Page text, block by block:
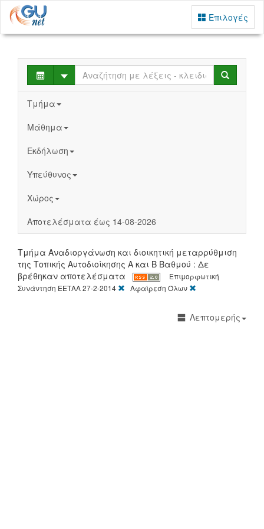
Επιλογές
Select Search
Τμήμα
Μάθημα
Εκδήλωση
Υπεύθυνος
Χώρος
Αποτελέσματα έως 14-08-2026
Τμήμα Αναδιοργάνωση και διοικητική μεταρρύθμιση
της Τοπικής Αυτοδιοίκησης Α και Β Βαθμού : Δε
βρέθηκαν αποτελέσματα
Επιμορφωτική
Συνάντηση ΕΕΤΑΑ 27-2-2014
[X]Αφαίρεση Όλων
Λεπτομερής